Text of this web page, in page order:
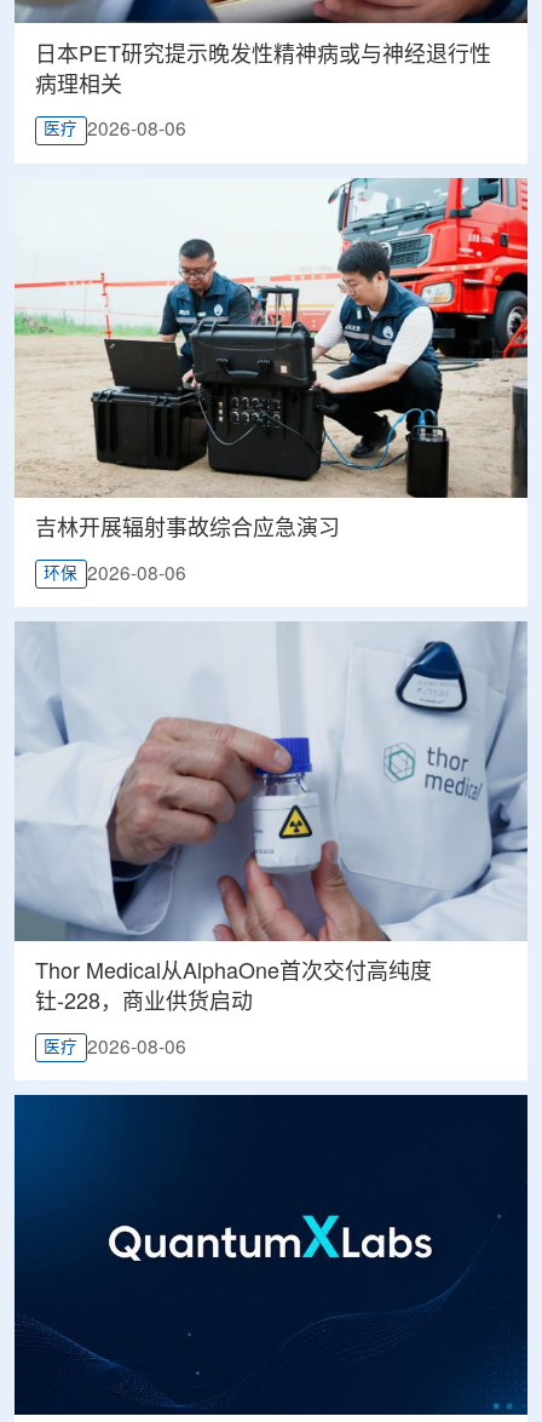
日本PET研究提示晚发性精神病或与神经退行性
病理相关
医疗 2026-08-06
吉林开展辐射事故综合应急演习
环保 2026-08-06
Thor Medical从AlphaOne首次交付高纯度
钍-228，商业供货启动
医疗 2026-08-06